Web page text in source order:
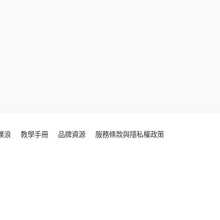
浪 教學手冊 品牌資源 服務條款與隱私權政策